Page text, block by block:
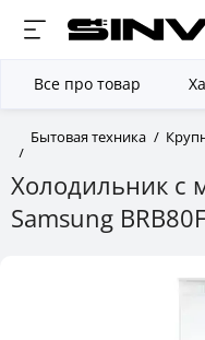
Бытовая техника
Холодильник с
Samsung
Все про товар